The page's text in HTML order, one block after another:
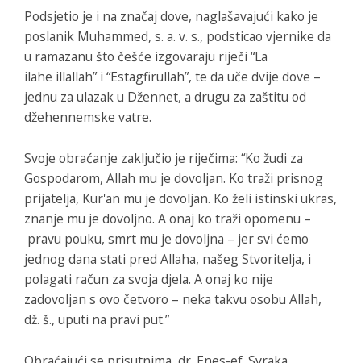
Podsjetio je i na značaj dove, naglašavajući kako je
poslanik Muhammed, s. a. v. s., podsticao vjernike da
u ramazanu što češće izgovaraju riječi “La
ilahe illallah” i “Estagfirullah”, te da uče dvije dove –
jednu za ulazak u Džennet, a drugu za zaštitu od
džehennemske vatre.
Svoje obraćanje zaključio je riječima: “Ko žudi za
Gospodarom, Allah mu je dovoljan. Ko traži prisnog
prijatelja, Kur'an mu je dovoljan. Ko želi istinski ukras,
znanje mu je dovoljno. A onaj ko traži opomenu –
pravu pouku, smrt mu je dovoljna – jer svi ćemo
jednog dana stati pred Allaha, našeg Stvoritelja, i
polagati račun za svoja djela. A onaj ko nije
zadovoljan s ovo četvoro – neka takvu osobu Allah,
dž. š., uputi na pravi put.”